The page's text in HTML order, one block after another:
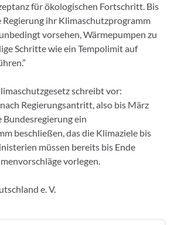
für ökologischen Fortschritt. Bis
Regierung ihr Klimaschutzprogramm
vorsehen, Wärmepumpen zu
Schritte wie ein Tempolimit auf
schreibt vor:
Regierungsantritt, also bis März
Bundesregierung ein
beschließen, das die Klimaziele bis
müssen bereits bis Ende
vorlegen.
e. V.